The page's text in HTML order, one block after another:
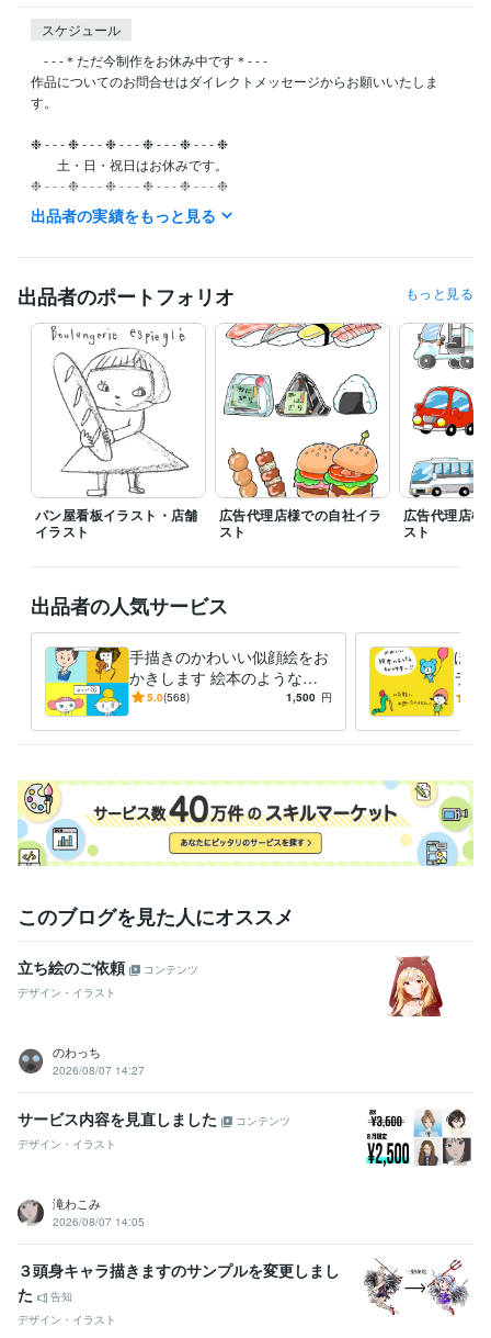
スケジュール
- - -＊ただ今制作をお休み中です＊- - -
作品についてのお問合せはダイレクトメッセージからお願いいたしま
す。
❉ - - - ❉ - - - ❉ - - - ❉ - - - ❉ - - - ❉
土・日・祝日はお休みです。
❉ - - - ❉ - - - ❉ - - - ❉ - - - ❉ - - - ❉
メッセージは下記の時間帯に確認しています。
イラストレーター・漫画家 / イラストレーター 経験年数 : 2年
イラストレーター・漫画家 / キャラクターデザイナー 経験年数 : 2年
ビジネス・クリエイティブツール
Adobe Photoshop:5年 Adobe Illustrator:4年
得意分野
イラスト作成・漫画制作 イラスト、キャラクターデザイン
イラスト キャラクター
出品者の実績をもっと見る
出品者のポートフォリオ もっと見る
パン屋看板イラスト・店舗
イラスト
広告代理店様での自社イラ
スト
広告代理店様
スト
出品者の人気サービス
手描きのかわいい似顔絵をお
かきします 絵本のような似
顔絵◯アイコン、プレゼント
5.0(568) 1,500 円
ほん
ラク
筆
うぞ
このブログを見た人にオススメ
立ち絵のご依頼
コンテンツ
デザイン・イラスト
のわっち
2026/08/07 14:27
サービス内容を見直しました
コンテンツ
デザイン・イラスト
滝わこみ
2026/08/07 14:05
３頭身キャラ描きますのサンプルを変更しまし
た
告知
デザイン・イラスト